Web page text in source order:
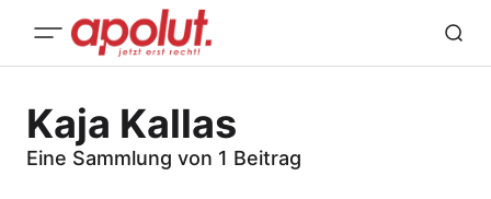
Kaja Kallas
Eine Sammlung von 1 Beitrag